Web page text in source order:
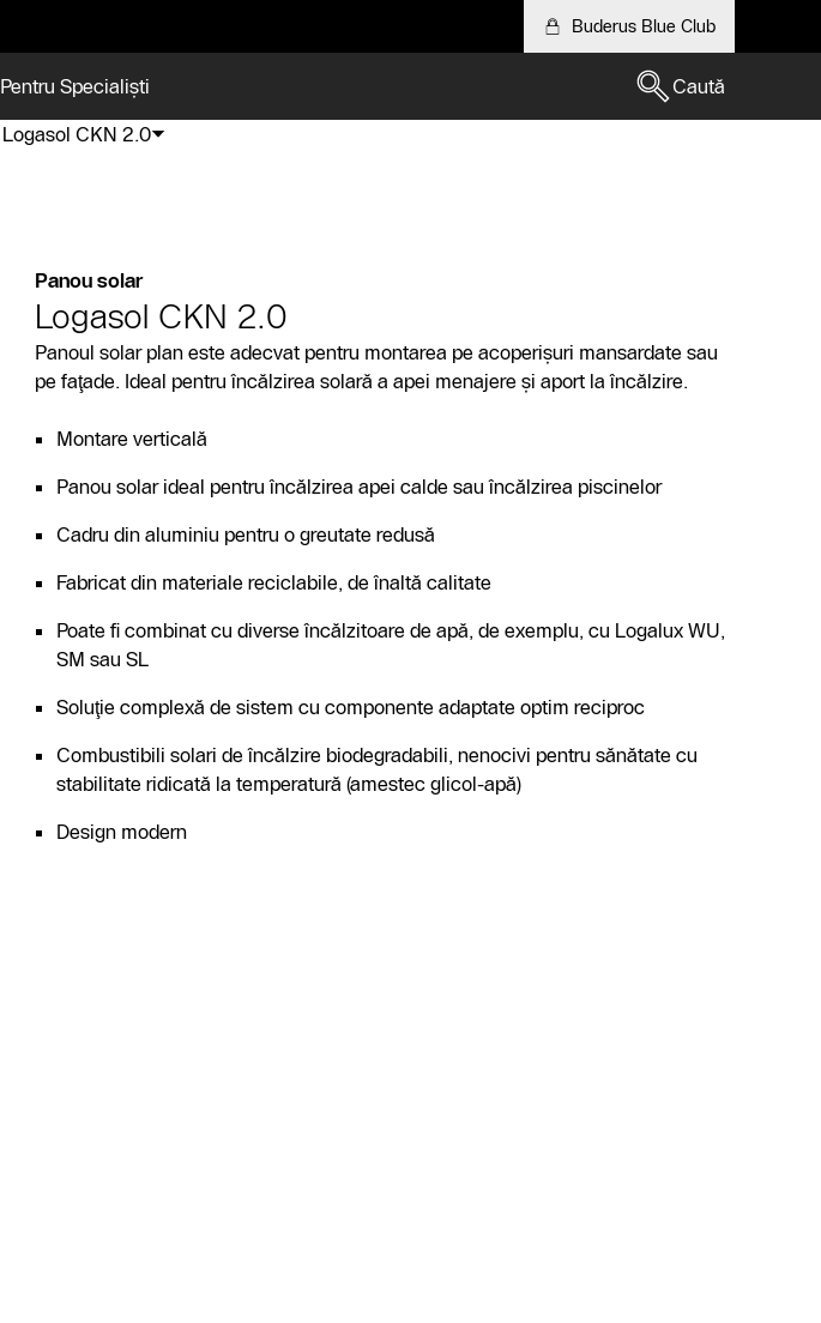
Buderus Blue Club
Pentru Specialiști
Caută
Logasol CKN 2.0
Panou solar
Logasol CKN 2.0
Panoul solar plan este adecvat pentru montarea pe acoperişuri mansardate sau
pe faţade. Ideal pentru încălzirea solară a apei menajere şi aport la încălzire.
Montare verticală
Panou solar ideal pentru încălzirea apei calde sau încălzirea piscinelor
Cadru din aluminiu pentru o greutate redusă
Fabricat din materiale reciclabile, de înaltă calitate
Poate fi combinat cu diverse încălzitoare de apă, de exemplu, cu Logalux WU,
SM sau SL
Soluţie complexă de sistem cu componente adaptate optim reciproc
Combustibili solari de încălzire biodegradabili, nenocivi pentru sănătate cu
stabilitate ridicată la temperatură (amestec glicol-apă)
Design modern